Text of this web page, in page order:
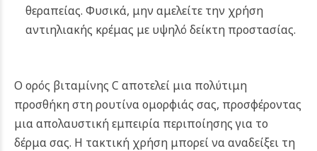
θεραπείας. Φυσικά, μην αμελείτε την χρήση
αντιηλιακής κρέμας με υψηλό δείκτη προστασίας.
Ο ορός βιταμίνης C αποτελεί μια πολύτιμη
προσθήκη στη ρουτίνα ομορφιάς σας, προσφέροντας
μια απολαυστική εμπειρία περιποίησης για το
δέρμα σας. Η τακτική χρήση μπορεί να αναδείξει τη